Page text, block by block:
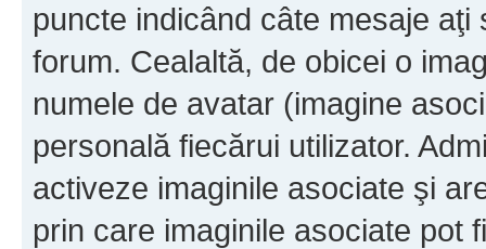
puncte indicând câte mesaje
forum. Cealaltă, de obicei o
numele de avatar (imagine
personală fiecărui utilizator.
activeze imaginile asociate şi
prin care imaginile asociate pot